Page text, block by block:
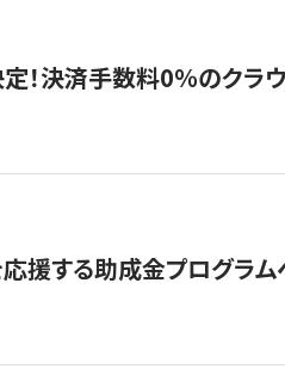
！決済手数料0％のクラ
援する助成金プログラ